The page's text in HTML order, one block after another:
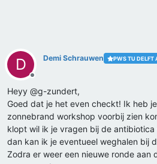
D
Offline
Demi Schrauwen PWS TU DELFT
Heyy @g-zundert,
Goed dat je het even checkt! Ik heb
zonnebrand workshop voorbij zien
klopt wil ik je vragen bij de
dan kan ik je eventueel weghalen bij
Zodra er weer een nieuwe ronde aan